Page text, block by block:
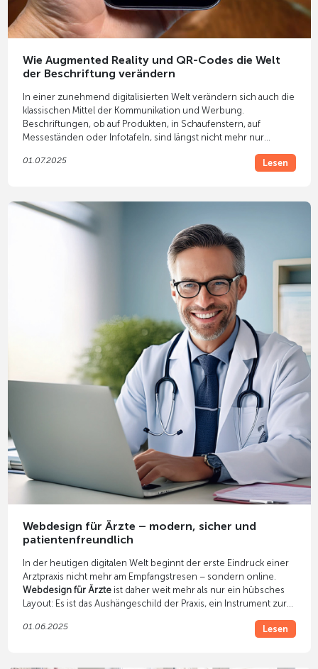
Wie Augmented Reality und QR-Codes die Welt
der Beschriftung verändern
In einer zunehmend digitalisierten Welt verändern sich auch die
klassischen Mittel der Kommunikation und Werbung.
Beschriftungen, ob auf Produkten, in Schaufenstern, auf
Messeständen oder Infotafeln, sind längst nicht mehr nur
Augmented Reality
erhalten sie eine völlig
01.07.2025 Lesen
Webdesign für Ärzte – modern, sicher und
patientenfreundlich
In der heutigen digitalen Welt beginnt der erste Eindruck einer
Arztpraxis nicht mehr am Empfangstresen – sondern online.
Webdesign für Ärzteist daher weit mehr als nur ein hübsches
Layout: Es ist das Aushängeschild der Praxis, ein Instrument zur
Praxiskommunikation.
01.06.2025 Lesen